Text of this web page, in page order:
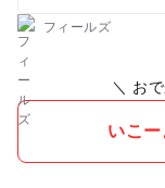
フィールズ
＼ お
いこ